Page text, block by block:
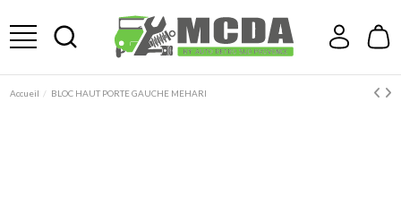
Accueil BLOC HAUT PORTE GAUCHE MEHARI